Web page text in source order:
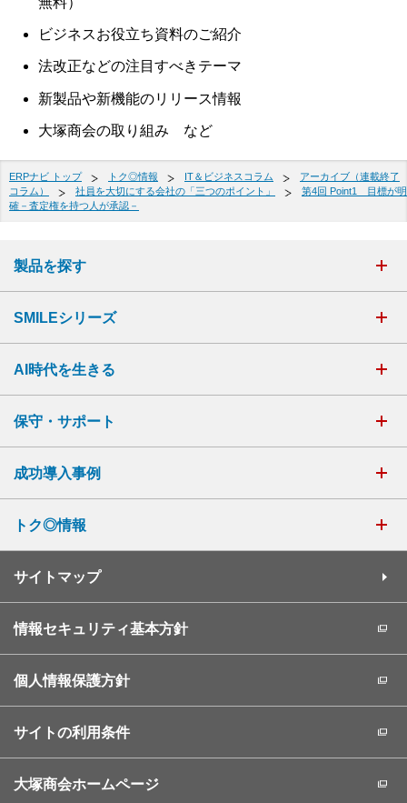
ビジネスお役立ち資料のご紹介
法改正などの注目すべきテーマ
新製品や新機能のリリース情報
大塚商会の取り組み など
ERPナビ トップ トク◎情報 IT＆ビジネスコラム
アーカイブ（連載終了
コラム）
社員を大切にする会社の「三つのポイント」
第4回 Point1 目標が明
確－査定権を持つ人が承認－
製品を探す
SMILEシリーズ
AI時代を生きる
保守・サポート
成功導入事例
トク◎情報
サイトマップ
情報セキュリティ基本方針
個人情報保護方針
サイトの利用条件
大塚商会ホームページ